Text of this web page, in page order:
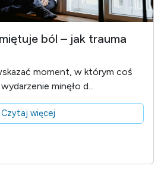
ból – jak trauma
moment, w którym coś
minęło d...
Czytaj więcej